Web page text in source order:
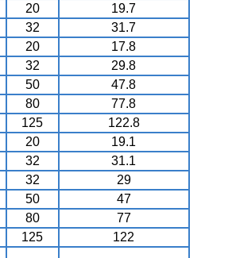
20
19.7
32
31.7
20
17.8
32
29.8
50
47.8
80
77.8
125
122.8
20
19.1
32
31.1
32
29
50
47
80
77
125
122